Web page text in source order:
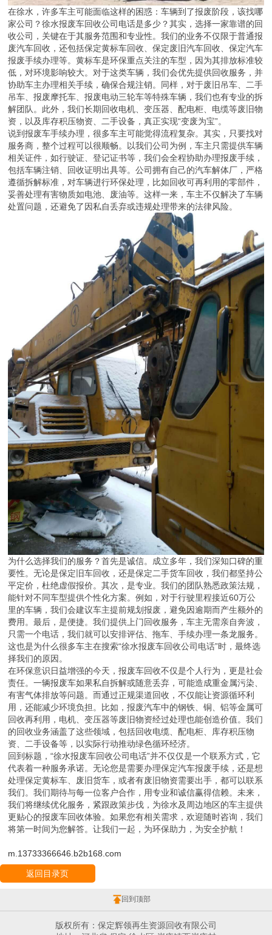
在徐水，许多车主可能面临这样的困惑：车辆到了报废阶段，该找哪
家公司？徐水报废车回收公司电话是多少？其实，选择一家靠谱的回
收公司，关键在于其服务范围和专业性。我们的业务不仅限于普通报
废汽车回收，还包括保定黄标车回收、保定废旧汽车回收、保定汽车
报废手续办理等。黄标车是环保重点关注的车型，因为其排放标准较
低，对环境影响较大。对于这类车辆，我们会优先提供回收服务，并
协助车主办理相关手续，确保合规注销。同样，对于废旧吊车、二手
吊车、报废摩托车、报废电动三轮车等特殊车辆，我们也有专业的拆
解团队。此外，我们长期回收电机、变压器、配电柜、电缆等废旧物
资，以及库存积压物资、二手设备，真正实现“变废为宝”。
说到报废车手续办理，很多车主可能觉得流程复杂。其实，只要找对
服务商，整个过程可以很顺畅。以我们公司为例，车主只需提供车辆
相关证件，如行驶证、登记证书等，我们会全程协助办理报废手续，
包括车辆注销、回收证明出具等。公司拥有自己的汽车解体厂，严格
遵循拆解标准，对车辆进行环保处理，比如回收可再利用的零部件，
妥善处理有害物质如电池、废油等。这样一来，车主不仅解决了车辆
处置问题，还避免了因私自丢弃或违规处理带来的法律风险。
为什么选择我们的服务？首先是诚信。成立多年，我们深知口碑的重
要性。无论是保定旧车回收，还是保定二手货车回收，我们都坚持公
平定价，杜绝虚假报价。其次，是专业。我们的团队熟悉政策法规，
能针对不同车型提供个性化方案。例如，对于行驶里程接近60万公
里的车辆，我们会建议车主提前规划报废，避免因逾期而产生额外的
费用。最后，是便捷。我们提供上门回收服务，车主无需亲自奔波，
只需一个电话，我们就可以安排评估、拖车、手续办理一条龙服务。
这也是为什么很多车主在搜索“徐水报废车回收公司电话”时，最终选
择我们的原因。
在环保意识日益增强的今天，报废车回收不仅是个人行为，更是社会
责任。一辆报废车如果私自拆解或随意丢弃，可能造成重金属污染、
有害气体排放等问题。而通过正规渠道回收，不仅能让资源循环利
用，还能减少环境负担。比如，报废汽车中的钢铁、铜、铝等金属可
回收再利用，电机、变压器等废旧物资经过处理也能创造价值。我们
的回收业务涵盖了这些领域，包括回收电缆、配电柜、库存积压物
资、二手设备等，以实际行动推动绿色循环经济。
回到标题，“徐水报废车回收公司电话”并不仅仅是一个联系方式，它
代表着一种服务承诺。无论您是需要办理保定汽车报废手续，还是想
处理保定黄标车、废旧货车，或者有废旧物资需要出手，都可以联系
我们。我们期待与每一位客户合作，用专业和诚信赢得信赖。未来，
我们将继续优化服务，紧跟政策步伐，为徐水及周边地区的车主提供
更贴心的报废车回收体验。如果您有相关需求，欢迎随时咨询，我们
将第一时间为您解答。让我们一起，为环保助力，为安全护航！
m.13733366646.b2b168.com
返回目录页
回到顶部
版权所有：保定辉领再生资源回收有限公司